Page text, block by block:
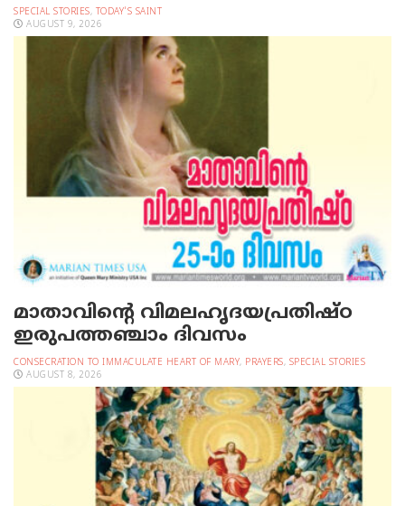
SPECIAL STORIES, TODAY'S SAINT
AUGUST 9, 2026
മാതാവിന്റെ വിമലഹൃദയപ്രതിഷ്ഠ
ഇരുപത്തഞ്ചാം ദിവസം
CONSECRATION TO IMMACULATE HEART OF MARY, PRAYERS, SPECIAL STORIES
AUGUST 8, 2026